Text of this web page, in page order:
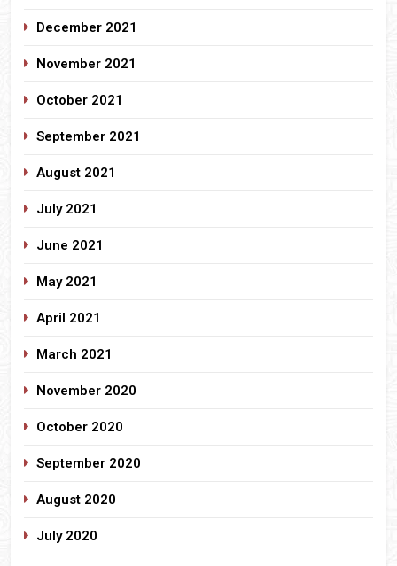
December 2021
November 2021
October 2021
September 2021
August 2021
July 2021
June 2021
May 2021
April 2021
March 2021
November 2020
October 2020
September 2020
August 2020
July 2020